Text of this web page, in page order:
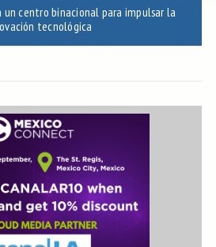
un centro binacional para impulsar la
tecnológica